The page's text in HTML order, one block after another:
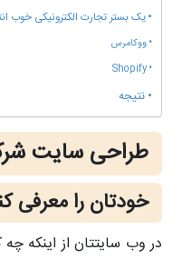
یک بستر تجارت الکترونیکی خوب
ووکامرس
Shopify
نتیجه
طراحی سایت
خودتان را معرفی
در وب سایتتان از اینکه